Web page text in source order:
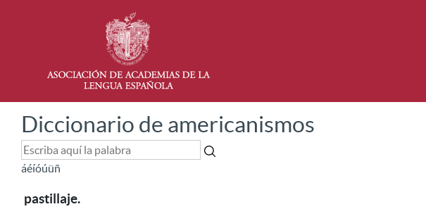
Diccionario de americanismos
áéíóúüñ
pastillaje.